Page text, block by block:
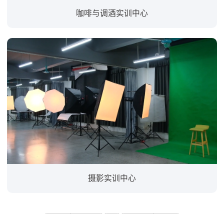
咖啡与调酒实训中心
摄影实训中心